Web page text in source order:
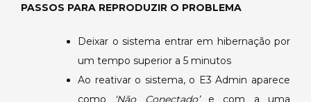
retornar
hibernação
PASSOS PARA REPRODUZIR O PROBLEMA
Deixar o sistema entrar em hibernação por
um tempo superior a 5 minutos
Ao reativar o sistema, o E3 Admin aparece
como ‘Não Conectado’e com a uma